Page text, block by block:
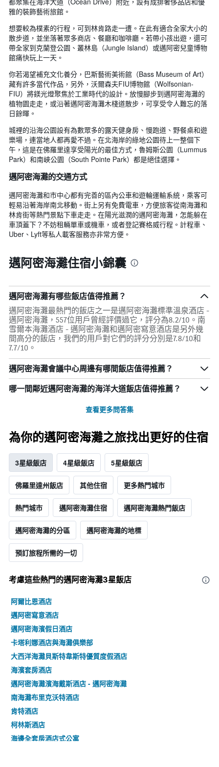
雅的裝飾藝術旅館。
想要較為樸素的行程，可到林肯路走一遭。在此有適合全家大小的
散步道，並坐落著眾多商店、餐廳和咖啡廳。若帶小孩出遊，還可
帶全家到克蘭登公園、叢林島（Jungle Island）或邁阿密兒童博物
館痛快玩上一天。
你若渴望補充文化養分，巴斯藝術美術館（Bass Museum of Art）
藏有許多當代作品，另外，沃爾森夫FIU博物館（Wolfsonian-
FIU）將鎂光燈聚焦於工業時代的設計。放慢腳步到邁阿密海灘的
植物園走走，或沿著邁阿密海灘木棧道散步，可享受令人難忘的落
日餘暉。
城裡的沿海公園設有為數眾多的露天健身房、慢跑道、野餐桌和遊
樂場，連當地人都再愛不過。在北海岸的綠地公園待上一整個下
午，這是在佛羅里達享受陽光的最佳方式，魯姆斯公園（Lummus
Park）和南峽公園（South Pointe Park）都是絕佳選擇。
邁阿密海灘的交通方式
邁阿密海灘和市中心都有完善的區內公車和遊輪運輸系統，乘客可
輕易沿著海岸南北移動。街上另有免費電車，方便旅客從南海灘和
林肯街等熱門景點下車走走。在陽光滋潤的邁阿密海灘，怎能躲在
車頂蓋下？不妨租輛單車或機車，或者登記賽格威行程。計程車、
Uber、Lyft等私人載客服務亦非常方便。
邁阿密海灘住宿小錦囊
邁阿密海灘有哪些飯店值得推薦？
邁阿密海灘最熱門的飯店之一是邁阿密海灘標準溫泉酒店 -
邁阿密海灘，557位用戶曾經評價過它，評分為8.2/10。南
雪爾本海灘酒店 - 邁阿密海灘和邁阿密寫意酒店是另外幾
間高分的飯店，我們的用戶對它們的評分分別是7.8/10和
7.7/10。
邁阿密海灘會議中心周邊有哪間飯店值得推薦？
哪一間鄰近邁阿密海灘的海洋大道飯店值得推薦？
查看更多問答集
為你的邁阿密海灘之旅找出更好的住宿
3星級飯店 4星級飯店 5星級飯店
佛羅里達州飯店 其他住宿 更多熱門城市
熱門城市 邁阿密海灘住宿 邁阿密海灘熱門飯店
邁阿密海灘的分區 邁阿密海灘的地標
預訂旅程所需的一切
考慮這些熱門的邁阿密海灘3星​飯店
阿爾比恩酒店
邁阿密寫意酒店
邁阿密海濱假日酒店
卡塔利娜酒店與海灘俱樂部
大西洋海灘貝斯特韋斯特優質度假酒店
海濱套房酒店
邁阿密海灘濱海戴斯酒店 - 邁阿密海灘
南海灘布里克沃特酒店
肯特酒店
柯林斯酒店
海邊全套房酒店式公寓